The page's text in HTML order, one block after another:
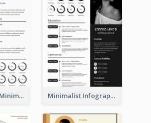
Photography Minimalist Design Resume Minimalist Infographic Resume